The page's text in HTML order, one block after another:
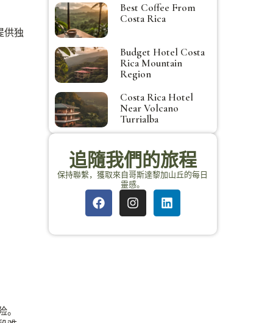
供独
Best Coffee From
Costa Rica
Budget Hotel Costa
Rica Mountain
Region
Costa Rica Hotel
Near Volcano
Turrialba
追隨我們的旅程
保持聯繫，獲取來自哥斯達黎加山丘的每日
靈感。